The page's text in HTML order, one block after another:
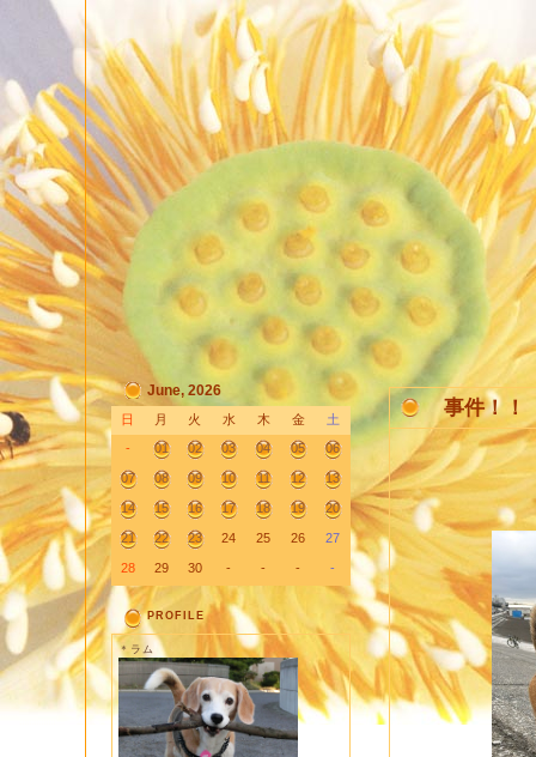
June, 2026
日 月 火 水 木 金
土
-
01 02 03 04 05 06
07 08 09 10 11 12 13
14 15 16 17 18 19 20
21 22 23 24 25 26 27
28 29 30 - - - -
PROFILE
＊ラム
事件！！